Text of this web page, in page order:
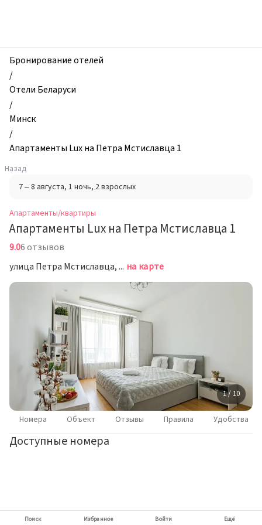
и
квартиры,
Апартаменты
Lux
на
Петра
Мстиславца
1,
Минск,
Беларусь
Бронирование отелей
/
Отели Беларуси
/
Минск
/
Апартаменты Lux на Петра Мстиславца 1
Назад
7 – 8 августа, 1 ночь, 2 взрослых
Апартаменты/квартиры
Апартаменты Lux на Петра Мстиславца 1
9.06 отзывов
улица Петра Мстиславца, д.1, Минск на карте
1 / 10
Номера Объект Отзывы Правила Удобства
Доступные номера
Поиск Избранное Войти Ещё